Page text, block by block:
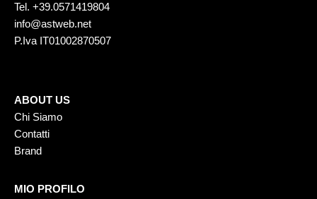
Tel. +39.0571419804
info@astweb.net
P.Iva IT01002870507
ABOUT US
Chi Siamo
Contatti
Brand
MIO PROFILO